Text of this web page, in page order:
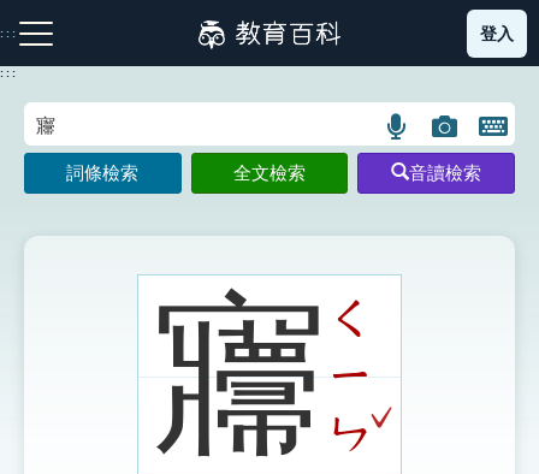
到
主
:::
注音索引圖示 筆畫索引圖示 部首索引表圖示
登入
:::
語
言
搜
示
圖
片
搜
開
鍵
圖
詞條檢索 全文檢索 音讀檢索
㝲 ㄑ
ㄧ
ㄣ
ˇ